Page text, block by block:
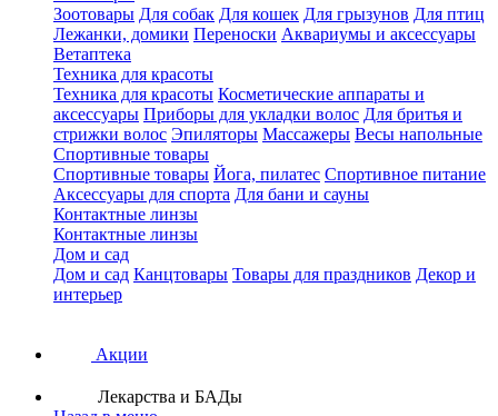
Зоотовары Для собак Для кошек Для грызунов Для птиц
Лежанки, домики Переноски Аквариумы и аксессуары
Ветаптека
Техника для красоты
Техника для красоты Косметические аппараты и
аксессуары Приборы для укладки волос Для бритья и
стрижки волос Эпиляторы Массажеры Весы напольные
Спортивные товары
Спортивные товары Йога, пилатес Спортивное питание
Аксессуары для спорта Для бани и сауны
Контактные линзы
Контактные линзы
Дом и сад
Дом и сад Канцтовары Товары для праздников Декор и
интерьер
Акции
Лекарства и БАДы